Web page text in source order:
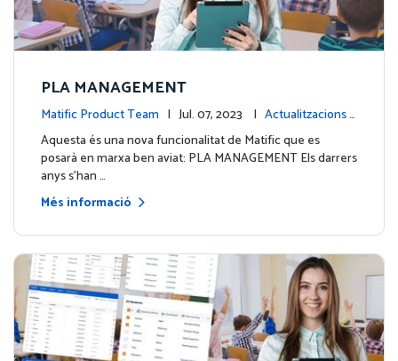
PLA MANAGEMENT
Matific Product Team | Jul. 07, 2023 | Actualitzacions d
e la plataforma
Aquesta és una nova funcionalitat de Matific que es
posarà en marxa ben aviat: PLA MANAGEMENT Els darrers
anys s'han …
Més informació